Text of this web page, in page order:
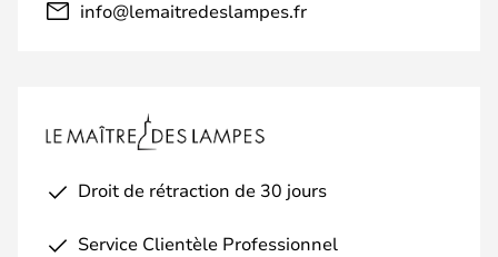
info@lemaitredeslampes.fr
Droit de rétraction de 30 jours
Service Clientèle Professionnel